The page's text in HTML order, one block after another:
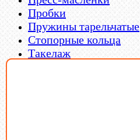
Пробки
Пружины тарельчатые
Стопорные кольца
Такелаж